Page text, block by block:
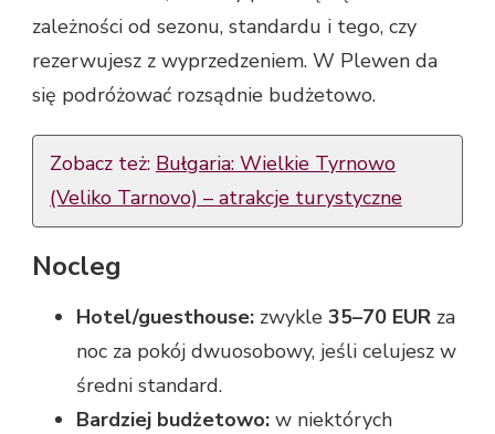
zależności od sezonu, standardu i tego, czy
rezerwujesz z wyprzedzeniem. W Plewen da
się podróżować rozsądnie budżetowo.
Zobacz też: Bułgaria: Wielkie Tyrnowo
(Veliko Tarnovo) – atrakcje turystyczne
Nocleg
Hotel/guesthouse: zwykle 35–70 EUR za
noc za pokój dwuosobowy, jeśli celujesz w
średni standard.
Bardziej budżetowo: w niektórych